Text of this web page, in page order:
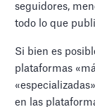
seguidores,
todo lo que
Si bien es
plataformas
en las